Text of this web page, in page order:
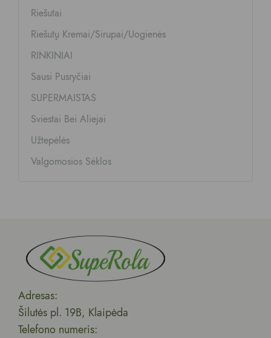
Riešutai
Riešutų Kremai/sirupai/uogienės
RINKINIAI
Sausi Pusryčiai
SUPERMAISTAS
Sviestai Bei Aliejai
Užtepėlės
Valgomosios Sėklos
Adresas:
Šilutės pl. 19B, Klaipėda
Telefono numeris: